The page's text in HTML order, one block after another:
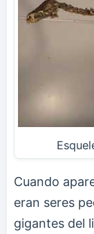
Cuando
eran seres
gigantes del